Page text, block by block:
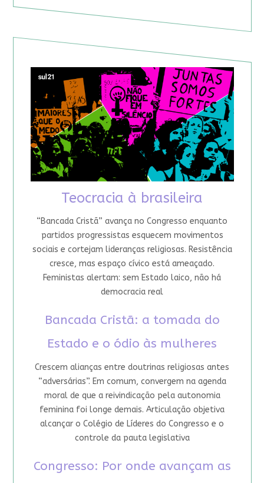
Teocracia à brasileira
“Bancada Cristã” avança no Congresso enquanto
partidos progressistas esquecem movimentos
sociais e cortejam lideranças religiosas. Resistência
cresce, mas espaço cívico está ameaçado.
Feministas alertam: sem Estado laico, não há
democracia real
Bancada Cristã: a tomada do
Estado e o ódio às mulheres
Crescem alianças entre doutrinas religiosas antes
“adversárias”. Em comum, convergem na agenda
moral de que a reivindicação pela autonomia
feminina foi longe demais. Articulação objetiva
alcançar o Colégio de Líderes do Congresso e o
controle da pauta legislativa
Congresso: Por onde avançam as